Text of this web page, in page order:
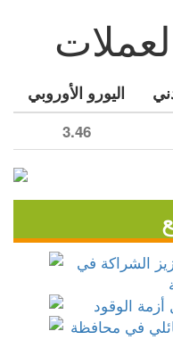
اليورو الأوروبي
3.46